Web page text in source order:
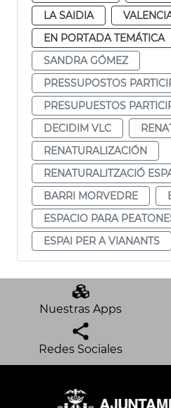
LA SAIDIA
EN PORTADA TEMÁTICA
SANDRA GÓMEZ
PRESSUPOSTOS
PRESUPUESTOS
DECIDIM VLC
RENATURALIZACIÓN
RENATURALITZACIÓ
BARRI MORVEDRE
ESPACIO PARA
ESPAI PER A VIANANTS
Nuestras Apps
Redes Sociales